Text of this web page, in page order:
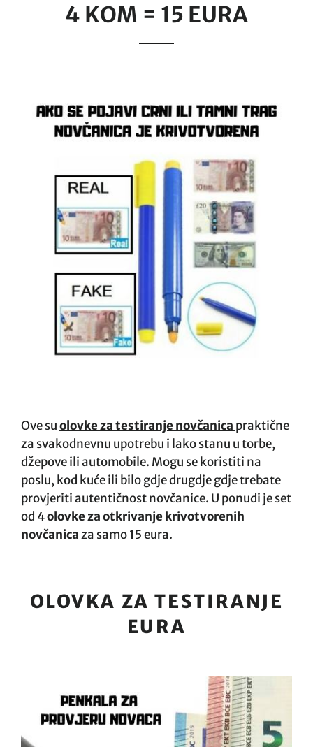
4 KOM = 15 EURA
Ove suolovke za testiranje novčanica praktične
za svakodnevnu upotrebu i lako stanu u torbe,
džepove ili automobile. Mogu se koristiti na
poslu, kod kuće ili bilo gdje drugdje gdje trebate
provjeriti autentičnost novčanice. U ponudi je set
od 4olovke za otkrivanje krivotvorenih
novčanicaza samo 15 eura.
OLOVKA ZA TESTIRANJE
EURA